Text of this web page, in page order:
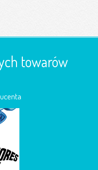
towarów